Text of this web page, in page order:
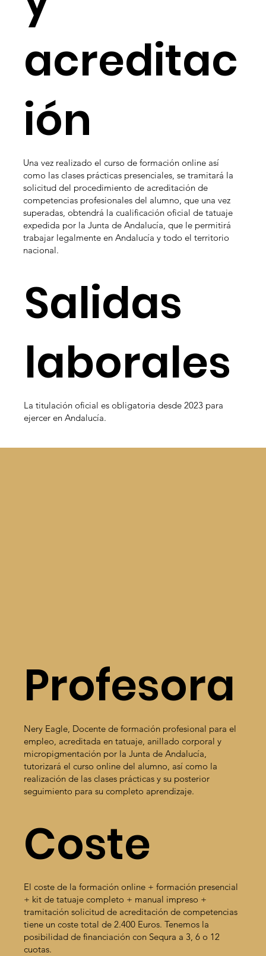
acreditac
ión
Una vez realizado el curso de formación online así
como las clases prácticas presenciales, se tramitará la
solicitud del procedimiento de acreditación de
competencias profesionales del alumno, que una vez
superadas, obtendrá la cualificación oficial de tatuaje
expedida por la Junta de Andalucía, que le permitirá
trabajar legalmente en Andalucía y todo el territorio
nacional.
Salidas
laborales
La titulación oficial es obligatoria desde 2023 para
ejercer en Andalucía.
Profesora
Nery Eagle, Docente de formación profesional para el
empleo, acreditada en tatuaje, anillado corporal y
micropigmentación por la Junta de Andalucía,
tutorizará el curso online del alumno, así como la
realización de las clases prácticas y su posterior
seguimiento para su completo aprendizaje.
Coste
El coste de la formación online + formación presencial
+ kit de tatuaje completo + manual impreso +
tramitación solicitud de acreditación de competencias
tiene un coste total de 2.400 Euros. Tenemos la
posibilidad de financiación con Sequra a 3, 6 o 12
cuotas.